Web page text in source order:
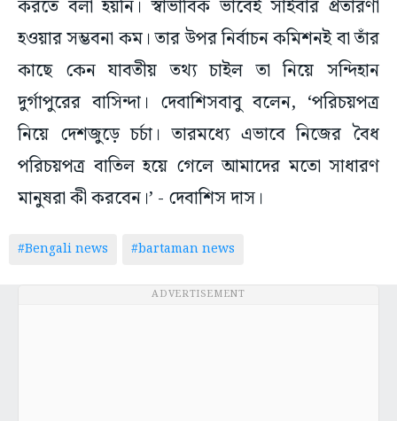
করতে বলা হয়নি। স্বাভাবিক ভাবেই সাইবার প্রতারণা
হওয়ার সম্ভবনা কম। তার উপর নির্বাচন কমিশনই বা তাঁর
কাছে কেন যাবতীয় তথ্য চাইল তা নিয়ে সন্দিহান
দুর্গাপুরের বাসিন্দা। দেবাশিসবাবু বলেন, ‘পরিচয়পত্র
নিয়ে দেশজুড়ে চর্চা। তারমধ্যে এভাবে নিজের বৈধ
পরিচয়পত্র বাতিল হয়ে গেলে আমাদের মতো সাধারণ
মানুষরা কী করবেন।’ - দেবাশিস দাস।
#Bengali news #bartaman news
ADVERTISEMENT